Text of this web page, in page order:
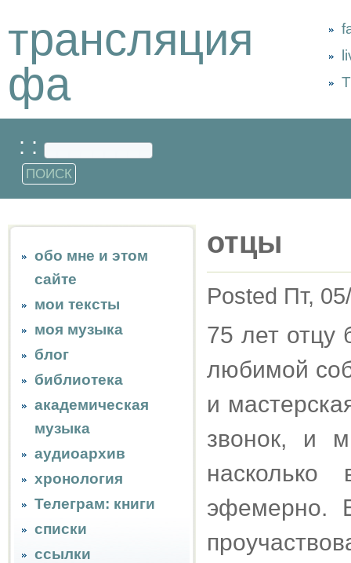
трансляция
фа
: :
обо мне и этом
сайте
мои тексты
моя музыка
блог
библиотека
академическая
музыка
аудиоархив
хронология
Телеграм: книги
списки
ссылки
отцы
Posted Пт,
75 лет отцу
любимой
и
звонок, и
насколько
эфемерно.